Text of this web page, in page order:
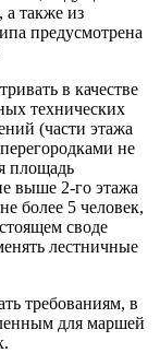
а также из
предусмотрена
в качестве
технических
(части этажа
не
площадь
выше 2-го этажа
более 5 человек,
своде
лестничные
требованиям, в
для маршей